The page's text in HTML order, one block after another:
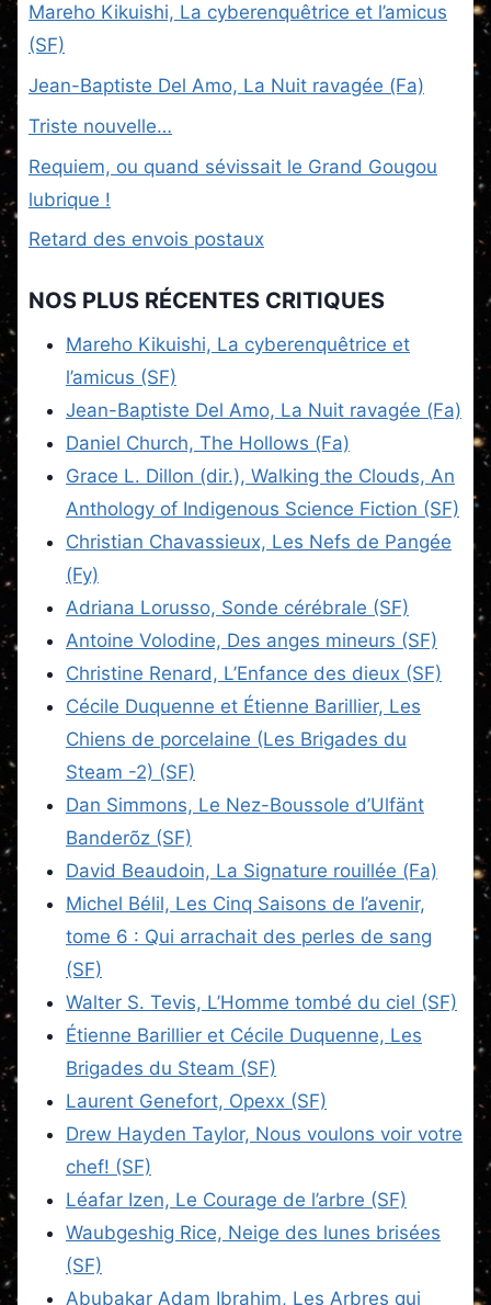
Mareho Kikuishi, La cyberenquêtrice et l’amicus
(SF)
Jean-Baptiste Del Amo, La Nuit ravagée (Fa)
Triste nouvelle…
Requiem, ou quand sévissait le Grand Gougou
lubrique !
Retard des envois postaux
NOS PLUS RÉCENTES CRITIQUES
Mareho Kikuishi, La cyberenquêtrice et
l’amicus (SF)
Jean-Baptiste Del Amo, La Nuit ravagée (Fa)
Daniel Church, The Hollows (Fa)
Grace L. Dillon (dir.), Walking the Clouds, An
Anthology of Indigenous Science Fiction (SF)
Christian Chavassieux, Les Nefs de Pangée
(Fy)
Adriana Lorusso, Sonde cérébrale (SF)
Antoine Volodine, Des anges mineurs (SF)
Christine Renard, L’Enfance des dieux (SF)
Cécile Duquenne et Étienne Barillier, Les
Chiens de porcelaine (Les Brigades du
Steam -2) (SF)
Dan Simmons, Le Nez-Boussole d’Ulfänt
Banderõz (SF)
David Beaudoin, La Signature rouillée (Fa)
Michel Bélil, Les Cinq Saisons de l’avenir,
tome 6 : Qui arrachait des perles de sang
(SF)
Walter S. Tevis, L’Homme tombé du ciel (SF)
Étienne Barillier et Cécile Duquenne, Les
Brigades du Steam (SF)
Laurent Genefort, Opexx (SF)
Drew Hayden Taylor, Nous voulons voir votre
chef! (SF)
Léafar Izen, Le Courage de l’arbre (SF)
Waubgeshig Rice, Neige des lunes brisées
(SF)
Abubakar Adam Ibrahim, Les Arbres qui